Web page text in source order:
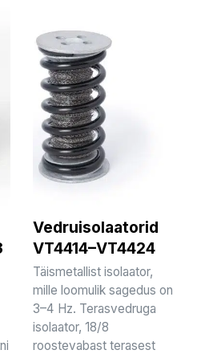
Vedruisolaatorid
VT4414–VT4424
Täismetallist isolaator,
mille loomulik sagedus on
3–4 Hz. Terasvedruga
isolaator, 18/8
roostevabast terasest